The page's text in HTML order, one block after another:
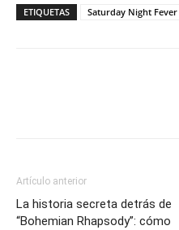
ETIQUETAS Saturday Night Fever
Artículo anterior
La historia secreta detrás de
“Bohemian Rhapsody”: cómo